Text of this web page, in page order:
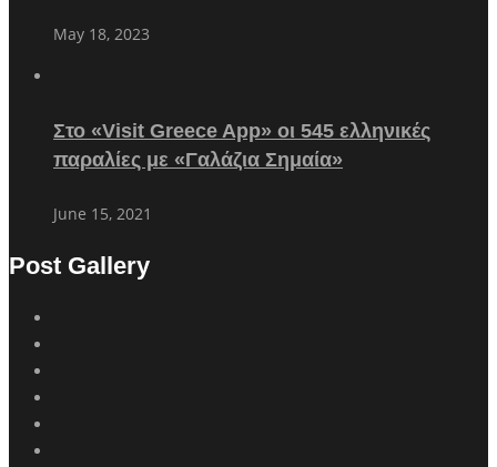
May 18, 2023
Στο «Visit Greece App» οι 545 ελληνικές
παραλίες με «Γαλάζια Σημαία»
June 15, 2021
Post Gallery